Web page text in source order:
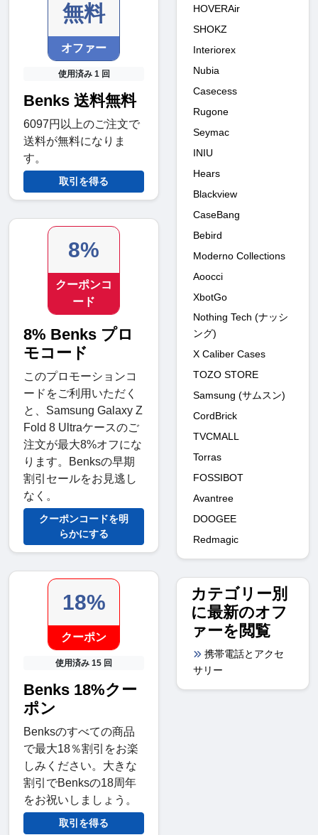
無料
オファー
使用済み 1 回
Benks 送料無料
6097円以上のご注文で
送料が無料になりま
す。
取引を得る
8%
クーポンコ
ード
8% Benks プロ
モコード
このプロモーションコ
ードをご利用いただく
と、Samsung Galaxy Z
Fold 8 Ultraケースのご
注文が最大8%オフにな
ります。Benksの早期
割引セールをお見逃し
なく。
クーポンコードを明
らかにする
18%
クーポン
使用済み 15 回
Benks 18%クー
ポン
Benksのすべての商品
で最大18％割引をお楽
しみください。大きな
割引でBenksの18周年
をお祝いしましょう。
取引を得る
HOVERAir
SHOKZ
Interiorex
Nubia
Casecess
Rugone
Seymac
INIU
Hears
Blackview
CaseBang
Bebird
Moderno Collections
Aoocci
XbotGo
Nothing Tech (ナッシ
ング)
X Caliber Cases
TOZO STORE
Samsung (サムスン)
CordBrick
TVCMALL
Torras
FOSSIBOT
Avantree
DOOGEE
Redmagic
カテゴリー別
に最新のオフ
ァーを閲覧
携帯電話とアクセ
サリー